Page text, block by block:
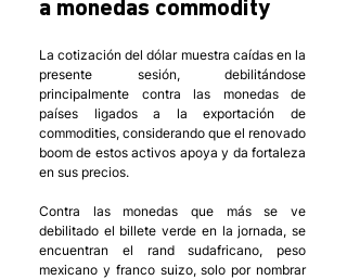
a monedas commodity
La cotización del dólar muestra caídas en la
presente sesión, debilitándose
principalmente contra las monedas de
países ligados a la exportación de
commodities, considerando que el renovado
boom de estos activos apoya y da fortaleza
en sus precios.
Contra las monedas que más se ve
debilitado el billete verde en la jornada, se
encuentran el rand sudafricano, peso
mexicano y franco suizo, solo por nombrar